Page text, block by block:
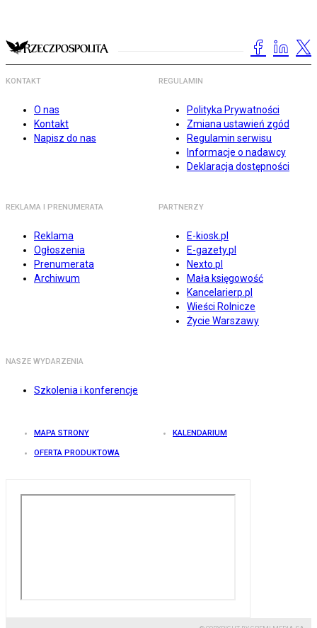
KONTAKT
O nas
Kontakt
Napisz do nas
REGULAMIN
Polityka Prywatności
Zmiana ustawień zgód
Regulamin serwisu
Informacje o nadawcy
Deklaracja dostępności
REKLAMA I PRENUMERATA
Reklama
Ogłoszenia
Prenumerata
Archiwum
PARTNERZY
E-kiosk.pl
E-gazety.pl
Nexto.pl
Mała księgowość
Kancelarierp.pl
Wieści Rolnicze
Życie Warszawy
NASZE WYDARZENIA
Szkolenia i konferencje
MAPA STRONY KALENDARIUM
OFERTA PRODUKTOWA